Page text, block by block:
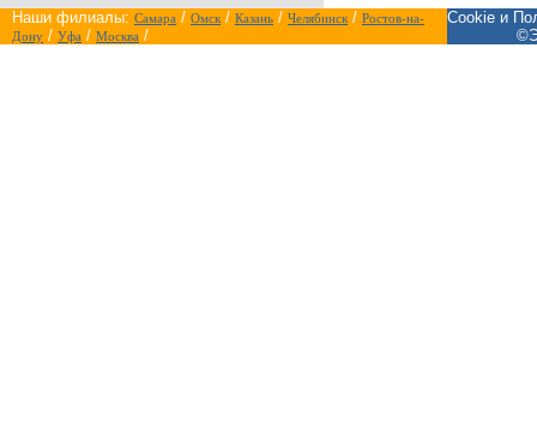
Наши филиалы: Самара / Омск/ Казань / Челябинск/ Ростов-на-
Дону / Уфа / Москва /
Cookie и